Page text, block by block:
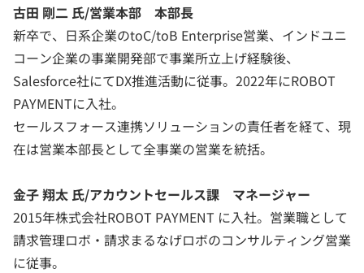
古田 剛二 氏/営業本部 本部長
新卒で、日系企業のtoC/toB Enterprise営業、インドユニ
コーン企業の事業開発部で事業所立上げ経験後、
Salesforce社にてDX推進活動に従事。2022年にROBOT
PAYMENTに入社。
セールスフォース連携ソリューションの責任者を経て、現
在は営業本部長として全事業の営業を統括。
金子 翔太 氏/アカウントセールス課 マネージャー
2015年株式会社ROBOT PAYMENT に入社。営業職として
請求管理ロボ・請求まるなげロボのコンサルティング営業
に従事。